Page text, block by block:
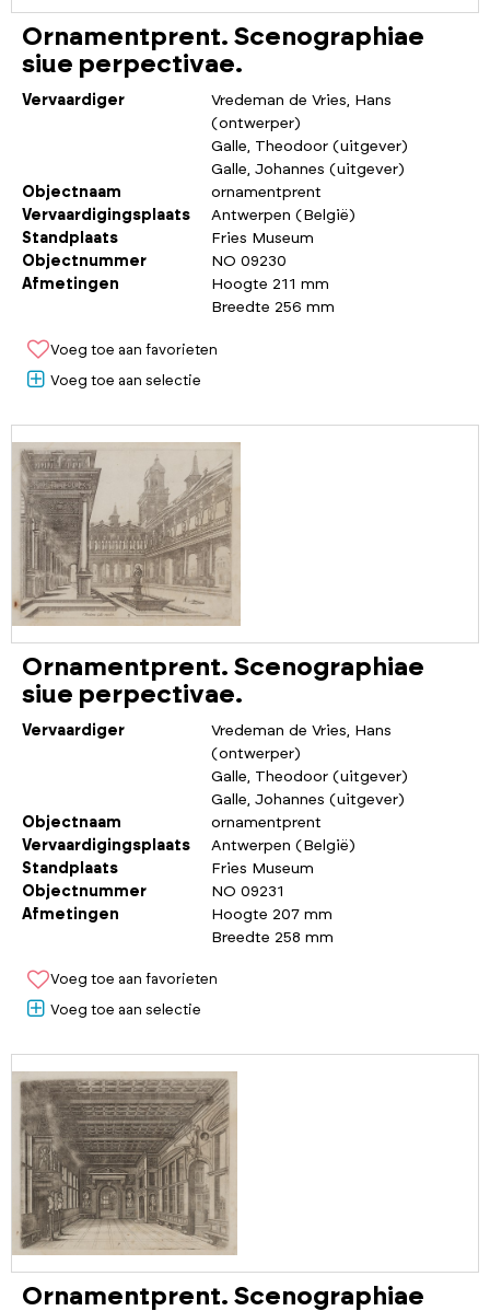
Ornamentprent. Scenographiae
siue perpectivae.
Vervaardiger
Vredeman de Vries, Hans
(ontwerper)
Galle, Theodoor (uitgever)
Galle, Johannes (uitgever)
Objectnaam
ornamentprent
Vervaardigingsplaats
Antwerpen (België)
Standplaats
Fries Museum
Objectnummer
NO 09230
Afmetingen
Hoogte 211 mm
Breedte 256 mm
Voeg toe aan favorieten
Voeg toe aan selectie
Ornamentprent. Scenographiae
siue perpectivae.
Vervaardiger
Vredeman de Vries, Hans
(ontwerper)
Galle, Theodoor (uitgever)
Galle, Johannes (uitgever)
Objectnaam
ornamentprent
Vervaardigingsplaats
Antwerpen (België)
Standplaats
Fries Museum
Objectnummer
NO 09231
Afmetingen
Hoogte 207 mm
Breedte 258 mm
Voeg toe aan favorieten
Voeg toe aan selectie
Ornamentprent. Scenographiae